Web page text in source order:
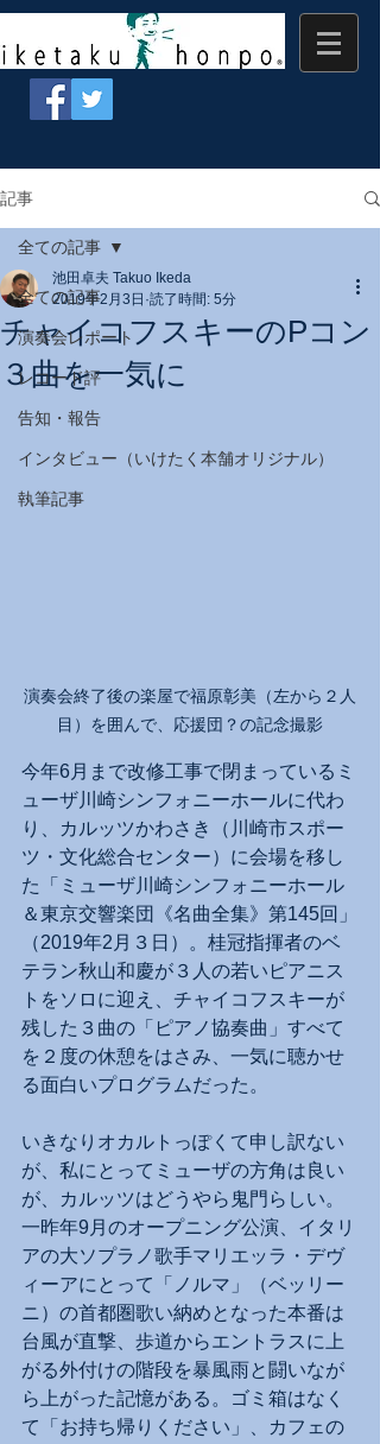
記事
全ての記事
演奏会レポート
レコード評
告知・報告
インタビュー（いけたく本舗オリジナル）
執筆記事
全ての記事
チャイコフスキーのPコン
３曲を一気に
池田卓夫 Takuo Ikeda
2019年2月3日 読了時間: 5分
演奏会終了後の楽屋で福原彰美（左から２人
目）を囲んで、応援団？の記念撮影
今年6月まで改修工事で閉まっているミ
ューザ川崎シンフォニーホールに代わ
り、カルッツかわさき（川崎市スポー
ツ・文化総合センター）に会場を移し
た「ミューザ川崎シンフォニーホール
＆東京交響楽団《名曲全集》第145回」
（2019年2月３日）。桂冠指揮者のベ
テラン秋山和慶が３人の若いピアニス
トをソロに迎え、チャイコフスキーが
残した３曲の「ピアノ協奏曲」すべて
を２度の休憩をはさみ、一気に聴かせ
る面白いプログラムだった。
いきなりオカルトっぽくて申し訳ない
が、私にとってミューザの方角は良い
が、カルッツはどうやら鬼門らしい。
一昨年9月のオープニング公演、イタリ
アの大ソプラノ歌手マリエッラ・デヴ
ィーアにとって「ノルマ」（ベッリー
ニ）の首都圏歌い納めとなった本番は
台風が直撃、歩道からエントラスに上
がる外付けの階段を暴風雨と闘いなが
ら上がった記憶がある。ゴミ箱はなく
て「お持ち帰りください」、カフェの